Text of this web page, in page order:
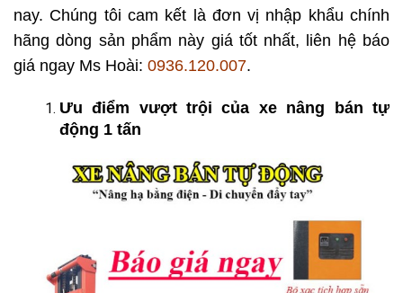
nay. Chúng tôi cam kết là đơn vị nhập khẩu chính
hãng dòng sản phẩm này giá tốt nhất, liên hệ báo
giá ngay Ms Hoài: 0936.120.007.
Ưu điểm vượt trội của xe nâng bán tự
động 1 tấn